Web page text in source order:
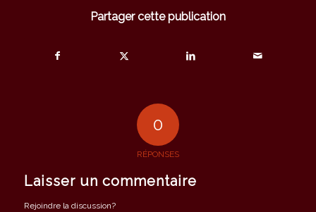
Partager cette publication
0
RÉPONSES
Laisser un commentaire
Rejoindre la discussion?